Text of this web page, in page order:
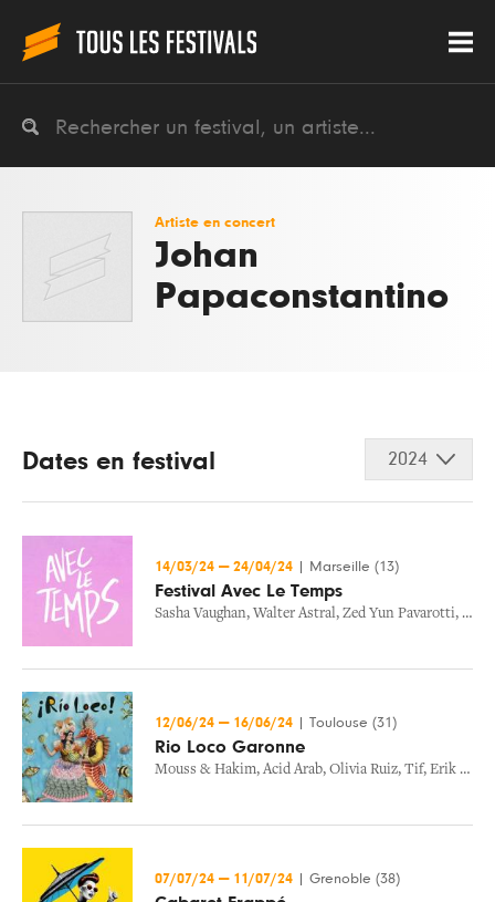
Artiste en concert
Johan
Papaconstantino
Dates en festival 2024
14/03/24 — 24/04/24 Marseille (13)
Festival Avec Le Temps
Sasha Vaughan, Walter Astral, Zed Yun Pavarotti,
12/06/24 — 16/06/24 Toulouse (31)
Rio Loco Garonne
Mouss & Hakim, Acid Arab, Olivia Ruiz, Tif, Erik Truffaz
07/07/24 — 11/07/24 Grenoble (38)